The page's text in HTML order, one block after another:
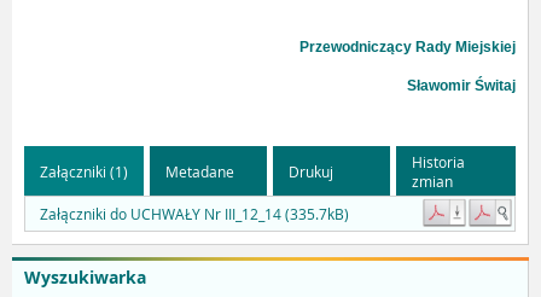
Wyszukiwarka
Przewodniczący Rady Miejskiej
Sławomir Świtaj
Załączniki (1) Metadane Drukuj
Historia
zmian
Załączniki do UCHWAŁY Nr III_12_14 (335.7kB)